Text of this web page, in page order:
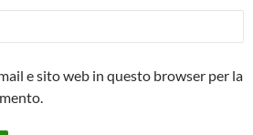
e sito web in questo browser per la